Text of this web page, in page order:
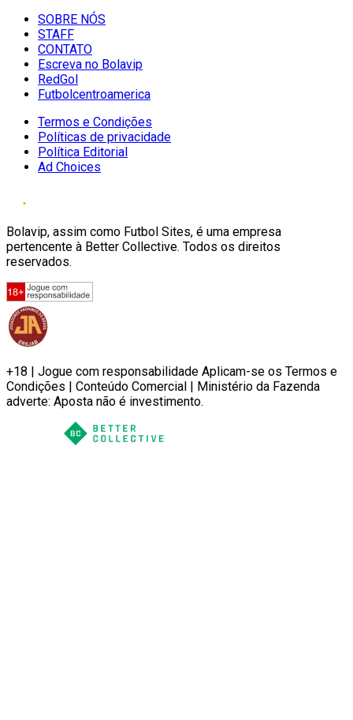
SOBRE NÓS
STAFF
CONTATO
Escreva no Bolavip
RedGol
Futbolcentroamerica
Termos e Condições
Políticas de privacidade
Política Editorial
Ad Choices
Bolavip, assim como Futbol Sites, é uma empresa
pertencente à Better Collective. Todos os direitos
reservados.
+18 | Jogue com responsabilidade Aplicam-se os Termos e
Condições | Conteúdo Comercial | Ministério da Fazenda
adverte: Aposta não é investimento.